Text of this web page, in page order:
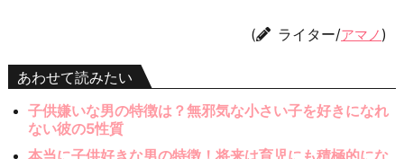
( ライター/アマノ )
あわせて読みたい
子供嫌いな男の特徴は？無邪気な小さい子を好きになれ
ない彼の5性質
本当に子供好きな男の特徴！将来は育児にも積極的にな